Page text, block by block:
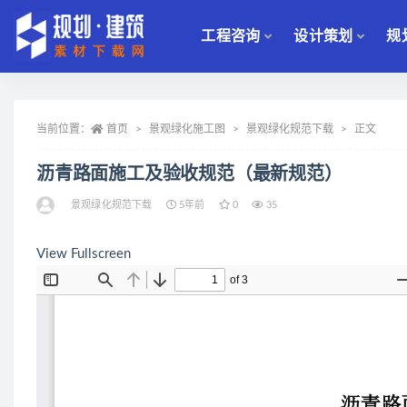
工程咨询 设计策划 规
当前位置： 首页 景观绿化施工图 景观绿化规范下载 正文
沥青路面施工及验收规范（最新规范）
景观绿化规范下载 5年前 0 35
View Fullscreen